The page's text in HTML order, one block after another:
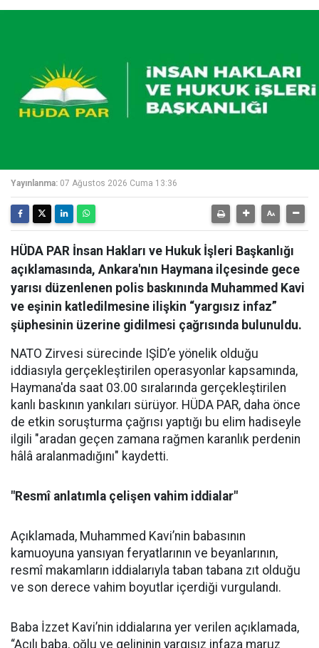
Yayınlanma: 07 Ağustos 2026 Cuma 13:36
HÜDA PAR İnsan Hakları ve Hukuk İşleri Başkanlığı
açıklamasında, Ankara'nın Haymana ilçesinde gece
yarısı düzenlenen polis baskınında Muhammed Kavi
ve eşinin katledilmesine ilişkin “yargısız infaz”
şüphesinin üzerine gidilmesi çağrısında bulunuldu.
NATO Zirvesi sürecinde IŞİD’e yönelik olduğu
iddiasıyla gerçekleştirilen operasyonlar kapsamında,
Haymana'da saat 03.00 sıralarında gerçekleştirilen
kanlı baskının yankıları sürüyor. HÜDA PAR, daha önce
de etkin soruşturma çağrısı yaptığı bu elim hadiseyle
ilgili "aradan geçen zamana rağmen karanlık perdenin
hâlâ aralanmadığını" kaydetti.
"Resmî anlatımla çelişen vahim iddialar"
Açıklamada, Muhammed Kavi’nin babasının
kamuoyuna yansıyan feryatlarının ve beyanlarının,
resmî makamların iddialarıyla taban tabana zıt olduğu
ve son derece vahim boyutlar içerdiği vurgulandı.
Baba İzzet Kavi’nin iddialarına yer verilen açıklamada,
“Acılı baba, oğlu ve gelininin yargısız infaza maruz